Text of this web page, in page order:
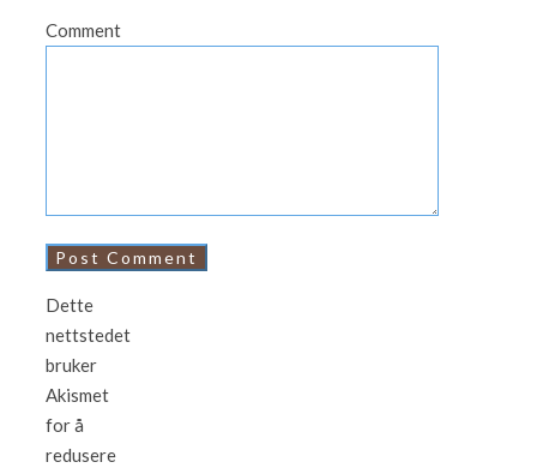
Comment
Dette
nettstedet
bruker
Akismet
for å
redusere